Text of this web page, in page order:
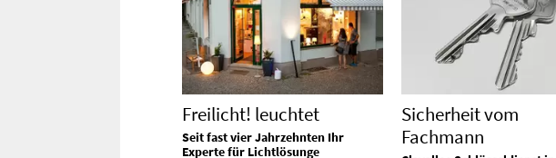
Freilicht! leuchtet
Seit fast vier Jahrzehnten Ihr
Experte für Lichtlösunge
Sicherheit vom
Fachmann